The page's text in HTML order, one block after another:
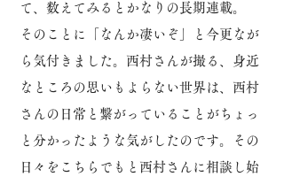
て、数えてみるとかなりの長期連載。
そのことに「なんか凄いぞ」と今更なが
ら気付きました。 西村さんが撮る、身近
なところの思いもよらない世界は、西村
さんの日常と繋がっていることがちょっ
と分かったような気がしたのです。
その
日々をこちらでもと西村さんに相談し始